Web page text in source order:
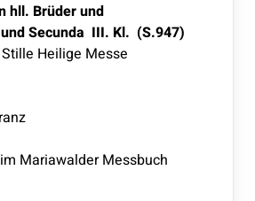
hll. Brüder und
Secunda III. Kl. (S.947)
Heilige Messe
Mariawalder Messbuch